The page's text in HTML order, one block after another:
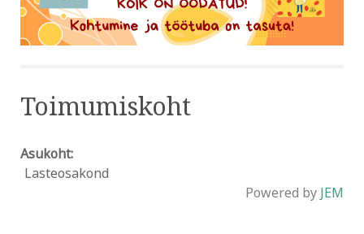
Toimumiskoht
Asukoht:
Lasteosakond
Powered by JEM